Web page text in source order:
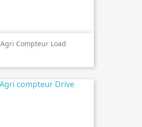
Agri Compteur Load